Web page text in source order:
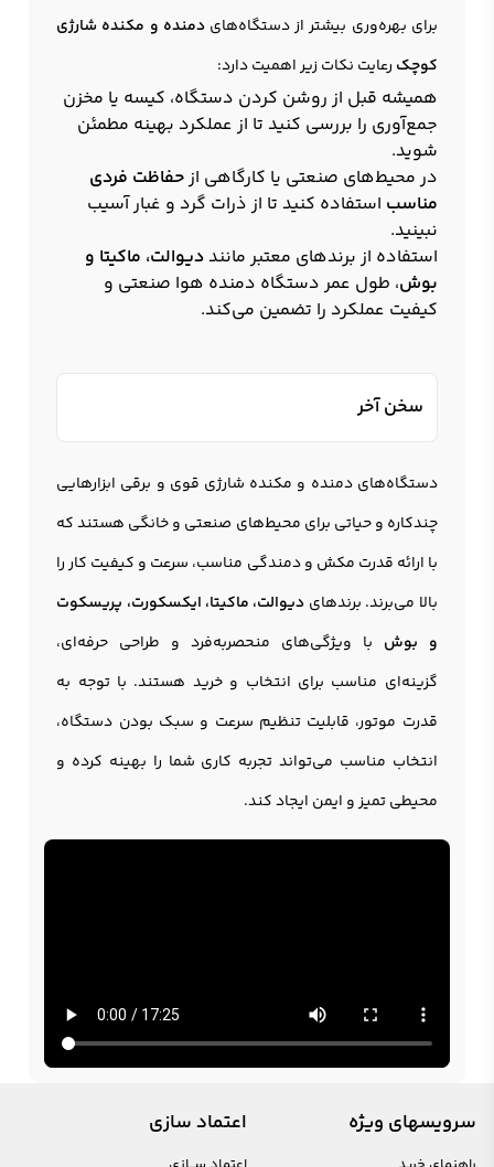
برای بهره‌وری بیشتر از دستگاه‌های دمنده و مکنده شارژی
کوچک رعایت نکات زیر اهمیت دارد:
همیشه قبل از روشن کردن دستگاه، کیسه یا مخزن
جمع‌آوری را بررسی کنید تا از عملکرد بهینه مطمئن
شوید.
در محیط‌های صنعتی یا کارگاهی ازحفاظت فردی
مناسب استفاده کنید تا از ذرات گرد و غبار آسیب
نبینید.
استفاده از برندهای معتبر ماننددیوالت، ماکیتا و
بوش، طول عمر دستگاه دمنده هوا صنعتی و
کیفیت عملکرد را تضمین می‌کند.
سخن آخر
دستگاه‌های دمنده و مکنده شارژی قوی و برقی ابزارهایی
چندکاره و حیاتی برای محیط‌های صنعتی و خانگی هستند که
با ارائه قدرت مکش و دمندگی مناسب، سرعت و کیفیت کار را
بالا می‌برند. برندهای دیوالت، ماکیتا، ایکسکورت، پریسکوت
و بوش با ویژگی‌های منحصربه‌فرد و طراحی حرفه‌ای،
گزینه‌ای مناسب برای انتخاب و خرید هستند. با توجه به
قدرت موتور، قابلیت تنظیم سرعت و سبک بودن دستگاه،
انتخاب مناسب می‌تواند تجربه کاری شما را بهینه کرده و
محیطی تمیز و ایمن ایجاد کند.
سرویسهای ویژه اعتماد سازی